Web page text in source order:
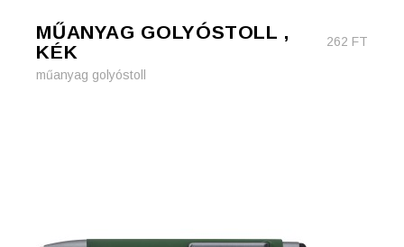
MŰANYAG GOLYÓSTOLL ,
KÉK
262 FT
műanyag golyóstoll